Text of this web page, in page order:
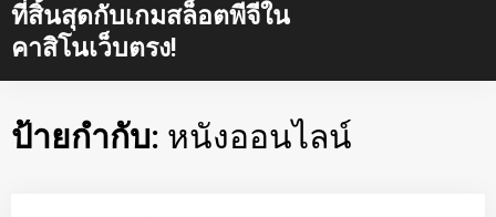
ที่สิ้นสุดกับเกมสล็อตพีจีใน
คาสิโนเว็บตรง!
ป้ายกำกับ: หนังออนไลน์